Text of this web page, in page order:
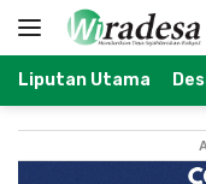
Langsung
Liputan Utama